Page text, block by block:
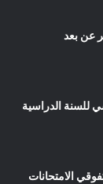
عن بعد
للسنة الدراسية
الامتحانات